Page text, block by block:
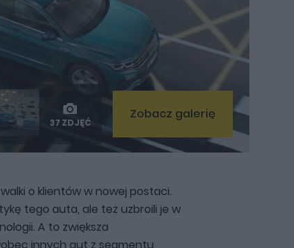
37 ZDJĘĆ
Zobacz galerię
o klientów w nowej postaci.
tego auta, ale też uzbroili je w
A to zwiększa
innych aut z segmentu